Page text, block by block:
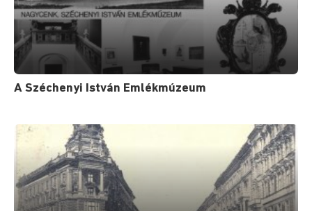
A Széchenyi István Emlékmúzeum